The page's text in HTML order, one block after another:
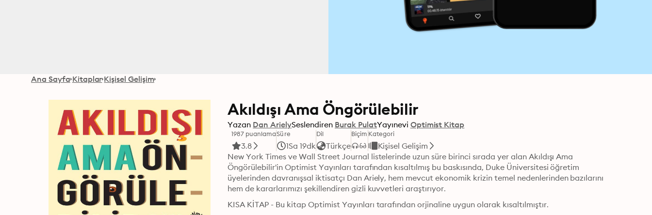
Ana Sayfa Kitaplar Kişisel Gelişim
Akıldışı Ama Öngörülebilir
Yazan Dan ArielySeslendiren Burak PulatYayınevi Optimist Kitap
1987 puanlama
3.8
Süre
1Sa 19dk
Dil
Türkçe
Biçim Kategori
Kişisel Gelişim
New York Times ve Wall Street Journal listelerinde uzun süre birinci sırada yer alan Akıldışı Ama
Öngörülebilir'in Optimist Yayınları tarafından kısaltılmış bu baskısında, Duke Üniversitesi öğretim
üyelerinden davranışsal iktisatçı Dan Ariely, hem mevcut ekonomik krizin temel nedenlerinden bazılarını
hem de kararlarımızı şekillendiren gizli kuvvetleri araştırıyor.
KISA KİTAP - Bu kitap Optimist Yayınları tarafından orjinaline uygun olarak kısaltılmıştır.